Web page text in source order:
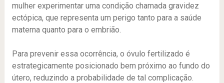
mulher experimentar uma condição chamada gravidez
ectópica, que representa um perigo tanto para a saúde
materna quanto para o embrião.
Para prevenir essa ocorrência, o óvulo fertilizado é
estrategicamente posicionado bem próximo ao fundo do
útero, reduzindo a probabilidade de tal complicação.